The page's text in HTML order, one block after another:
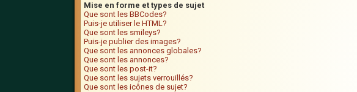
Mise en forme et types de sujet
Que sont les BBCodes?
Puis-je utiliser le HTML?
Que sont les smileys?
Puis-je publier des images?
Que sont les annonces globales?
Que sont les annonces?
Que sont les post-it?
Que sont les sujets verrouillés?
Que sont les icônes de sujet?